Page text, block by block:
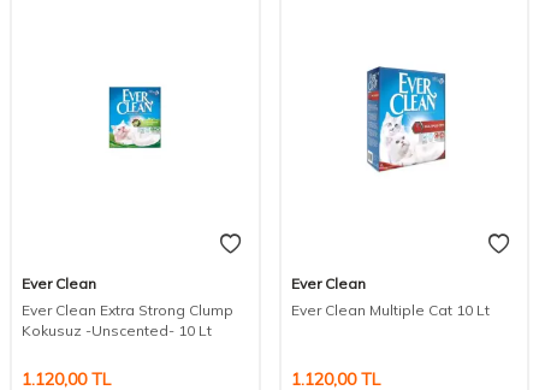
Ever Clean
Ever Clean Extra Strong Clump
Kokusuz -Unscented- 10 Lt
1.120,00TL
Ever Clean
Ever Clean Multiple Cat 10 Lt
1.120,00TL